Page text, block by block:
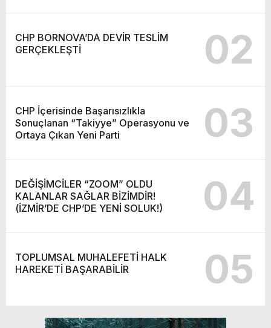
CHP BORNOVA’DA DEVİR TESLİM
GERÇEKLEŞTİ
02
CHP İçerisinde Başarısızlıkla
Sonuçlanan “Takiyye” Operasyonu ve
Ortaya Çıkan Yeni Parti
03
DEĞİŞİMCİLER “ZOOM” OLDU
KALANLAR SAĞLAR BİZİMDİR!
(İZMİR’DE CHP’DE YENİ SOLUK!)
04
TOPLUMSAL MUHALEFETİ HALK
HAREKETİ BAŞARABİLİR
05